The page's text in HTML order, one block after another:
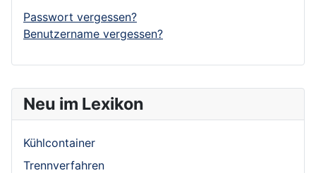
Neu im Lexikon
Kühlcontainer
Trennverfahren
Passwort vergessen?
Benutzername vergessen?